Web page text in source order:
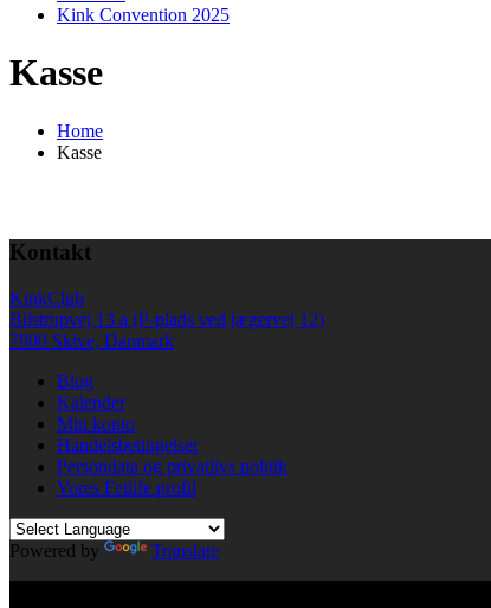
Kink Convention 2025
Kasse
Home
Kasse
Kontakt
KinkClub
Bilstrupvej 13 a (P-plads ved jægervej 12)
7800 Skive, Danmark
Blog
Kalender
Min konto
Handelsbetingelser
Persondata og privatlivs politik
Vores Fetlife profil
Powered by
Translate